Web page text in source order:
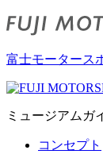
富士モータース
ミュージアムガ
コンセプト